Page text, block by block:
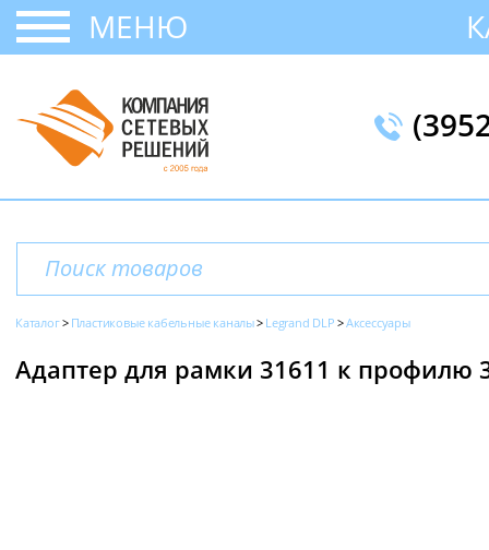
МЕНЮ
Каталог Пластиковые кабельные каналы Legrand DLP Аксессуары
Адаптер для рамки 31611 к профилю